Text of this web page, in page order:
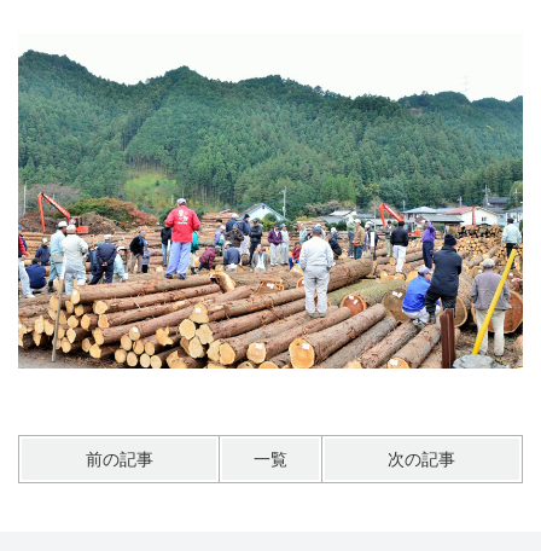
前の記事 一覧 次の記事